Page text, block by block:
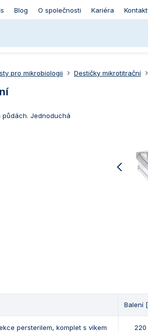
Blog O společnosti Kariéra
pro mikrobiologii Destičky mikrotitrační
půdách. Jednoduchá
Balení
persterilem, komplet s víkem 220